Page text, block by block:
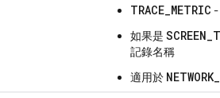
TRACE_METRIC -
如果是
記錄名稱
適用於